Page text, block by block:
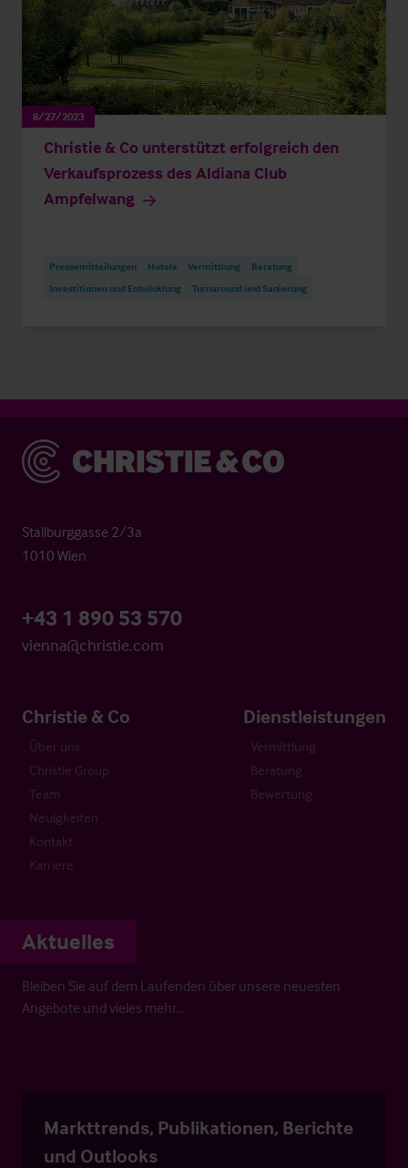
8/27/2023
Christie & Co unterstützt erfolgreich den
Verkaufsprozess des Aldiana Club
Ampfelwang
Pressemitteilungen Hotels Vermittlung
Beratung
Investitionen und Entwicklung
Turnaround und Sanierung
Christie & Co
Stallburggasse 2/3a
1010 Wien
+43 1 890 53 570
vienna@christie.com
Christie & Co
Über uns
Christie Group
Team
Neuigkeiten
Kontakt
Karriere
Dienstleistungen
Vermittlung
Beratung
Bewertung
Aktuelles
Bleiben Sie auf dem Laufenden über unsere neuesten
Angebote und vieles mehr…
Markttrends, Publikationen, Berichte
und Outlooks